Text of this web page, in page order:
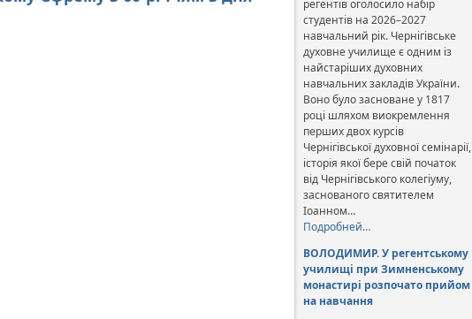
регентів оголосило набір
студентів на 2026–2027
навчальний рік. Чернігівське
духовне училище є одним із
найстаріших духовних
навчальних закладів України.
Воно було засноване у 1817
році шляхом виокремлення
перших двох курсів
Чернігівської духовної семінарії,
історія якої бере свій початок
від Чернігівського колегіуму,
заснованого святителем
Іоанном…
Подробней…
ВОЛОДИМИР. У регентському
училищі при Зимненському
монастирі розпочато прийом
на навчання